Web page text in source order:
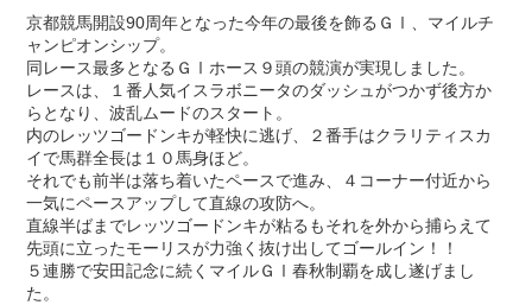
京都競馬開設90周年となった今年の最後を飾るＧⅠ、マイルチ
ャンピオンシップ。
同レース最多となるＧⅠホース９頭の競演が実現しました。
レースは、１番人気イスラボニータのダッシュがつかず後方か
らとなり、波乱ムードのスタート。
内のレッツゴードンキが軽快に逃げ、２番手はクラリティスカ
イで馬群全長は１０馬身ほど。
それでも前半は落ち着いたペースで進み、４コーナー付近から
一気にペースアップして直線の攻防へ。
直線半ばまでレッツゴードンキが粘るもそれを外から捕らえて
先頭に立ったモーリスが力強く抜け出してゴールイン！！
５連勝で安田記念に続くマイルＧⅠ春秋制覇を成し遂げまし
た。